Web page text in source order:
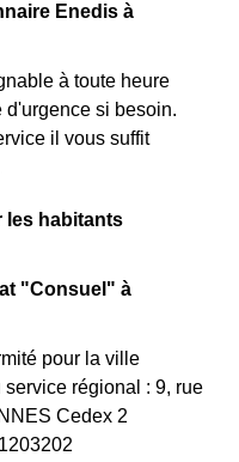
Enedis à
à toute heure
d'urgence si besoin.
il vous suffit
les habitants
"Consuel" à
pour la ville
régional : 9, rue
Cedex 2